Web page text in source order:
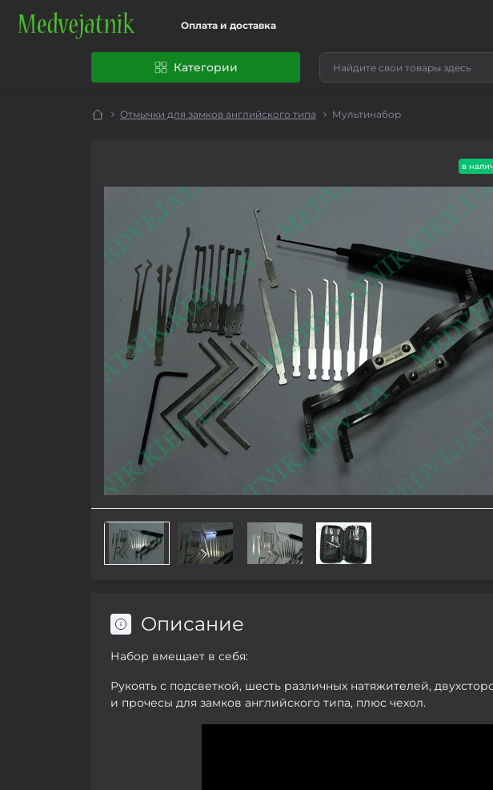
Оплата и доставка
Категории
Отмычки для замков английского типа Мультинабор
в
Описание
Набор вмещает в себя:
Рукоять с подсветкой, шесть различных натяжителей,
и прочесы для замков английского типа, плюс чехол.